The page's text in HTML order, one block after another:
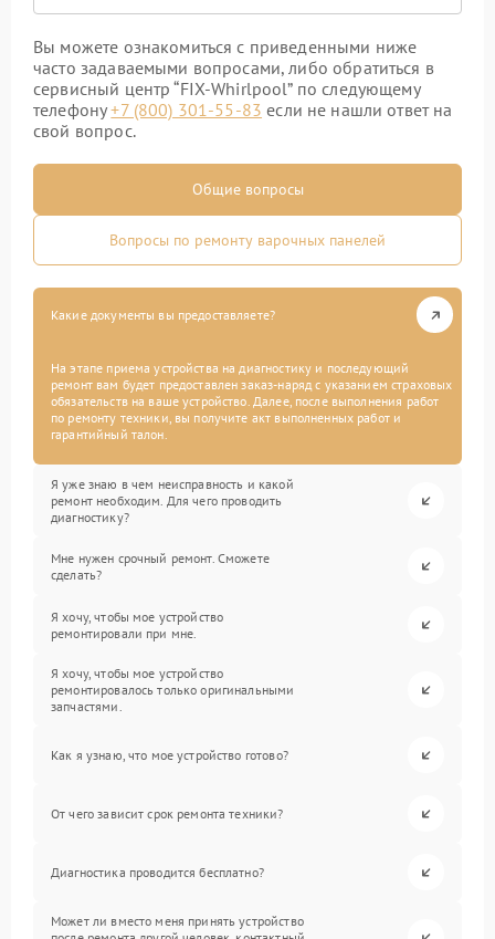
Вы можете ознакомиться с приведенными ниже
часто задаваемыми вопросами, либо обратиться в
сервисный центр “FIX-Whirlpool” по следующему
телефону+7 (800) 301-55-83 если не нашли ответ на
свой вопрос.
Общие вопросы
Вопросы по ремонту варочных панелей
Какие документы вы предоставляете?
На этапе приема устройства на диагностику и последующий
ремонт вам будет предоставлен заказ-наряд с указанием страховых
обязательств на ваше устройство. Далее, после выполнения работ
по ремонту техники, вы получите акт выполненных работ и
гарантийный талон.
Я уже знаю в чем неисправность и какой
ремонт необходим. Для чего проводить
диагностику?
Мне нужен срочный ремонт. Сможете
сделать?
Я хочу, чтобы мое устройство
ремонтировали при мне.
Я хочу, чтобы мое устройство
ремонтировалось только оригинальными
запчастями.
Как я узнаю, что мое устройство готово?
От чего зависит срок ремонта техники?
Диагностика проводится бесплатно?
Может ли вместо меня принять устройство